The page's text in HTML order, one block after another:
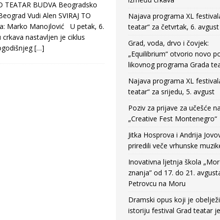
BUDVA Beogradsko
Vudi Alen SVIRAJ TO
Marko Manojlović U petak, 6.
nastavljen je ciklus
[…]
Najava programa XL
teatar“ za četvrtak, 6. avgust
Grad, voda, drvo i čovjek:
„Equilibrium“ otvorio novo
likovnog programa Grada
Najava programa XL
teatar“ za srijedu, 5. avgust
Poziv za prijave za učešće
„Creative Fest Montenegro“
Jitka Hosprova i Andrija
priredili veče vrhunske
Inovativna ljetnja škola
znanja” od 17. do 21.
Petrovcu na Moru
Dramski opus koji je
istoriju festival Grad teatar